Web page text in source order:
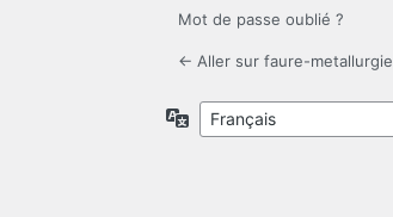
Mot de passe oublié ?
← Aller sur faure-metallurgie
Langue